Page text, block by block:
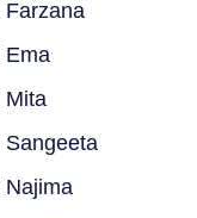
Farzana
Ema
Mita
Sangeeta
Najima